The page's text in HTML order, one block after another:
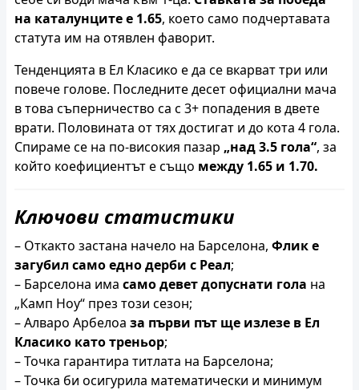
на каталунците е 1.65, което само подчертавата
статута им на отявлен фаворит.
Тенденцията в Ел Класико е да се вкарват три или
повече голове. Последните десет официални мача
в това съперничество са с 3+ попадения в двете
врати. Половината от тях достигат и до кота 4 гола.
Спираме се на по-високия пазар „над 3.5 гола“, за
който коефициентът е също между 1.65 и 1.70.
Ключови статистики
– Откакто застана начело на Барселона, Флик е
загубил само едно дерби с Реал;
– Барселона има само девет допуснати гола на
„Камп Ноу“ през този сезон;
– Алваро Арбелоа за първи път ще излезе в Ел
Класико като треньор;
– Точка гарантира титлата на Барселона;
– Точка би осигурила математически и минимум